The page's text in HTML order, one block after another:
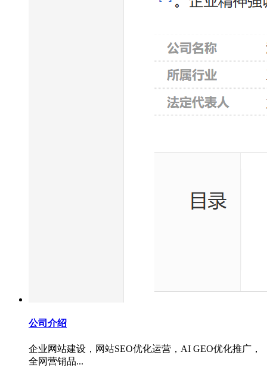
公司介绍
企业网站建设，网站SEO优化运营，AI GEO优化推广，
全网营销品...